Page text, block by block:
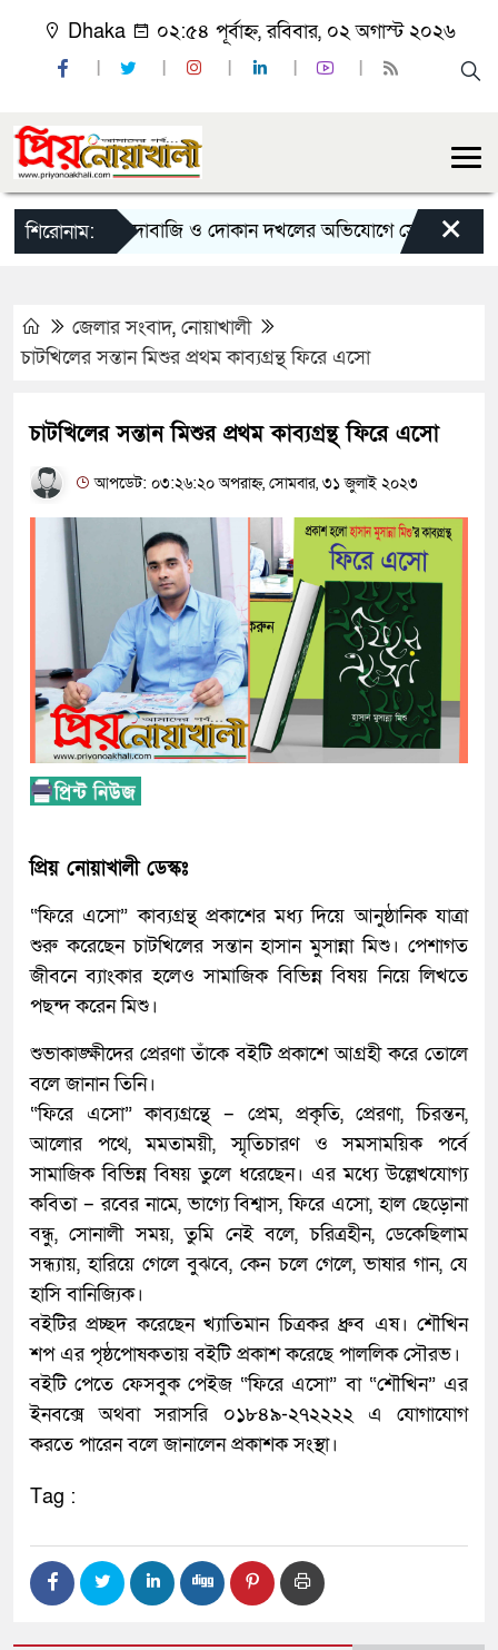
Dhaka ০২:৫৪ পূর্বাহ্ন, রবিবার, ০২ অগাস্ট ২০২৬
শিরোনাম:চাঁদাবাজি ও দোকান দখলের অভিযোগে সোনাইমুড়ী×
জেলার সংবাদ, নোয়াখালী
চাটখিলের সন্তান মিশুর প্রথম কাব্যগ্রন্থ ফিরে এসো
চাটখিলের সন্তান মিশুর প্রথম কাব্যগ্রন্থ ফিরে এসো
আপডেট: ০৩:২৬:২০ অপরাহ্ন, সোমবার, ৩১ জুলাই ২০২৩
প্রিয় নোয়াখালী ডেস্কঃ
“ফিরে এসো” কাব্যগ্রন্থ প্রকাশের মধ্য দিয়ে আনুষ্ঠানিক যাত্রা
শুরু করেছেন চাটখিলের সন্তান হাসান মুসান্না মিশু। পেশাগত
জীবনে ব্যাংকার হলেও সামাজিক বিভিন্ন বিষয় নিয়ে লিখতে
পছন্দ করেন মিশু।
শুভাকাঙ্ক্ষীদের প্রেরণা তাঁকে বইটি প্রকাশে আগ্রহী করে তোলে
বলে জানান তিনি।
“ফিরে এসো” কাব্যগ্রন্থে – প্রেম, প্রকৃতি, প্রেরণা, চিরন্তন,
আলোর পথে, মমতাময়ী, স্মৃতিচারণ ও সমসাময়িক পর্বে
সামাজিক বিভিন্ন বিষয় তুলে ধরেছেন। এর মধ্যে উল্লেখযোগ্য
কবিতা – রবের নামে, ভাগ্যে বিশ্বাস, ফিরে এসো, হাল ছেড়োনা
বন্ধু, সোনালী সময়, তুমি নেই বলে, চরিত্রহীন, ডেকেছিলাম
সন্ধ্যায়, হারিয়ে গেলে বুঝবে, কেন চলে গেলে, ভাষার গান, যে
হাসি বানিজ্যিক।
বইটির প্রচ্ছদ করেছেন খ্যাতিমান চিত্রকর ধ্রুব এষ। শৌখিন
শপ এর পৃষ্ঠপোষকতায় বইটি প্রকাশ করেছে পাললিক সৌরভ।
বইটি পেতে ফেসবুক পেইজ “ফিরে এসো” বা “শৌখিন” এর
ইনবক্সে অথবা সরাসরি ০১৮৪৯-২৭২২২২ এ যোগাযোগ
করতে পারেন বলে জানালেন প্রকাশক সংস্থা।
Tag :